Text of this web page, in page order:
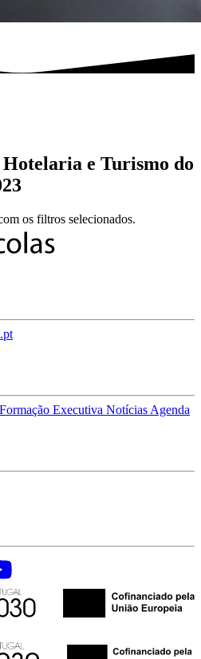
e Turismo do
os filtros selecionados.
Formação Executiva Notícias Agenda